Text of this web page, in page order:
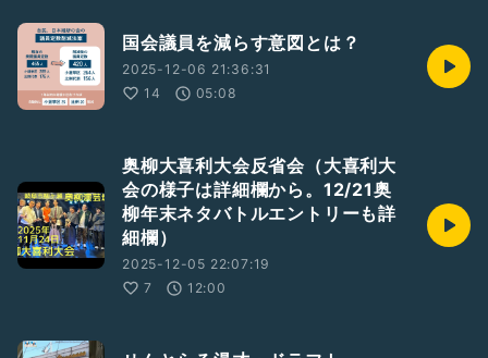
国会議員を減らす意図とは？
2025-12-06 21:36:31
14
05:08
奥柳大喜利大会反省会（大喜利大
会の様子は詳細欄から。12/21奥
柳年末ネタバトルエントリーも詳
細欄）
2025-12-05 22:07:19
7
12:00